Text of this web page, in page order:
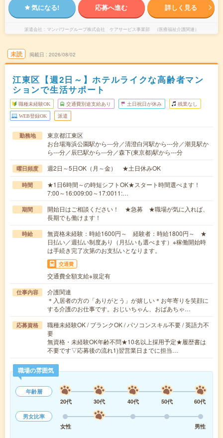
気になる! 応募へ進む 詳しく見る
派遣会社 マンパワーグループ株式会社 ケアサービス事業部 （医療福祉介護関連）
未読 掲載日 2026/08/02
江東区【週2日～】ホテルライクな高齢者マン
ションで生活サポート
職種未経験OK 交通費別途支給あり 土日祝日が休み 残業なし
WEB登録OK 派遣
勤務地
東京都江東区
お台場海浜公園駅から---分／清澄白河駅から---分／潮見駅か
ら---分／辰巳駅から---分／森下(東京都)駅から---分
曜日頻度 週2日～5日OK（月～金） ★土日休みOK
時間
★1日6時間～の時短シフトOK★スタート時間選べます！
7:00～16:009:00～17:0011:…
期間
開始日はご相談ください！ ★急募 ★職場が気に入れば、
長期でも働けます！
時給
無資格未経験：時給1600円～ 経験者：時給1800円～ ★
日払い／週払い制度あり（月払いも選べます）※稼働開始時
は手続き完了次第のお支払いとなります。
交通費
交通費全額支給※規定有
仕事内容
介護関連
＊入居者の方の「ありがとう」が嬉しい＊お年寄りを笑顔に
する介護のお仕事です。おじいちゃん、おばあちゃ…
応募資格
職種未経験OK / ブランクOK / パソコンスキル不要 / 英語力不
要
無資格・未経験OK年齢不問★10名以上採用予定★履歴書は
不要です▽応募後の流れ1)翌営業日までに担当…
職場の雰囲気
年齢層
20代
30代 40代 50代
60代
男女比率
女性
男性